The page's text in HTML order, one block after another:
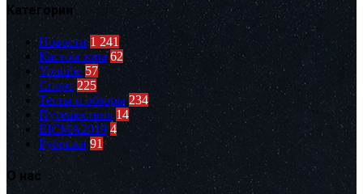
Категории
Новости 1 241
Кастом зона 62
Youtube 57
Спорт 225
Тесты и обзоры 234
Путешествия 14
EICMA2019 4
Рубрики 91
О нас